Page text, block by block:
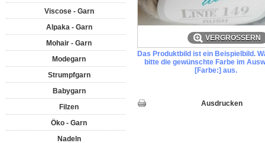
Viscose - Garn
Alpaka - Garn
Mohair - Garn
Modegarn
Strumpfgarn
Babygarn
Filzen
Öko - Garn
Nadeln
VERGRÖSSERN
Das Produktbild ist ein Beispielbild.
bitte die gewünschte Farbe im
[Farbe:] aus.
Ausdrucken